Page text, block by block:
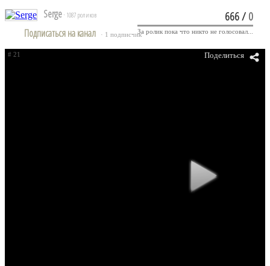
Serge · 1087 роликов
Подписаться на канал · 1 подписчик
# 21 Поделиться
666/0
За ролик пока что никто не голосовал...